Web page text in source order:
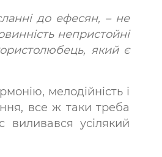
до ефесян, – не
непристойні
який є
мелодійність і
все ж таки треба
усілякий